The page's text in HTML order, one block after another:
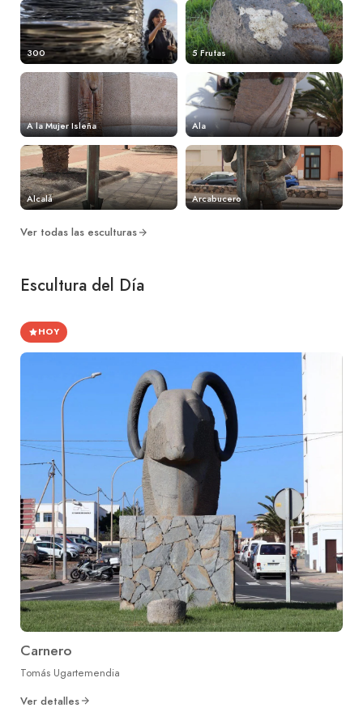
300 5 Frutas
A la Mujer Isleña Ala
Alcalá Arcabucero
Ver todas las esculturas
Escultura del Día
HOY
Carnero
Tomás Ugartemendia
Ver detalles